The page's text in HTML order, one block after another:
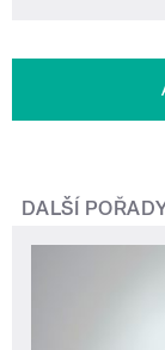
DALŠÍ